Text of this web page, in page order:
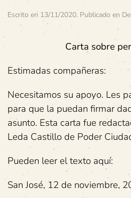
Escrito en 13/11/2020. Publicado en
Carta sobre
Estimadas compañeras:
Necesitamos su apoyo. Les
para que la puedan firmar
asunto. Esta carta fue
Leda Castillo de Poder
Pueden leer el texto aquí:
San José, 12 de noviembre,